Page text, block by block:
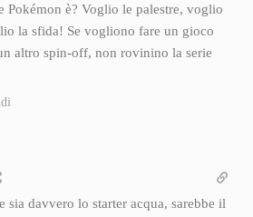
Pokémon è? Voglio le palestre, voglio
la sfida! Se vogliono fare un gioco
altro spin-off, non rovinino la serie
sia davvero lo starter acqua, sarebbe il